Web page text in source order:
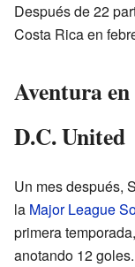
Después de 22
Costa Rica en
Aventura
D.C. United
Un mes después,
la Major League
primera
anotando 12